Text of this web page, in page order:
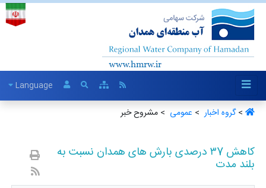
Language
>گروه اخبار ‏ > عمومی ‏ > مشروح خبر
کاهش ۳7 درصدی بارش های همدان نسبت به
بلند مدت